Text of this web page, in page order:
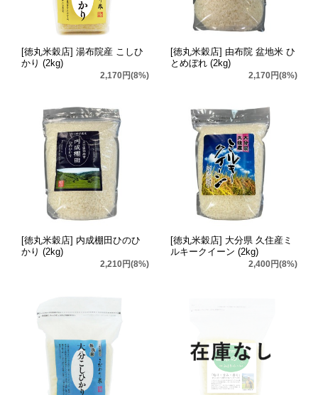
[徳丸米穀店] 湯布院産 こしひ
かり (2kg)
2,170円(8%)
[徳丸米穀店] 由布院 盆地米 ひ
とめぼれ (2kg)
2,170円(8%)
[徳丸米穀店] 内成棚田ひのひ
かり (2kg)
2,210円(8%)
[徳丸米穀店] 大分県 久住産ミ
ルキークイーン (2kg)
2,400円(8%)